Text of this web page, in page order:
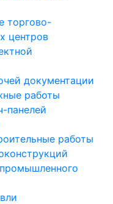
торгово-
центров
документации
работы
панелей
работы